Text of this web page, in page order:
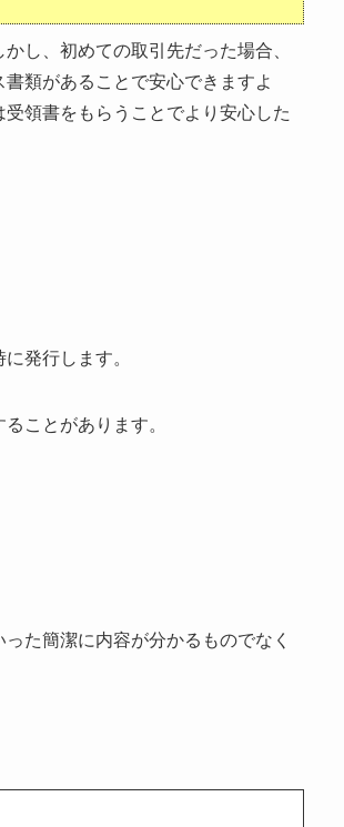
し、初めての取引先だった場合、
類があることで安心できますよ
領書をもらうことでより安心した
発行します。
ことがあります。
た簡潔に内容が分かるものでなく